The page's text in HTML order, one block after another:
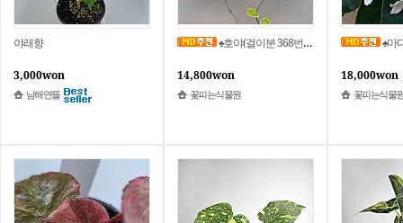
야래향
3,000won
남해연뜰
♠호야(걸이분 368번) 동일상품배송
14,800won
꽃피는식물원
♠마
18,000won
꽃피는식물